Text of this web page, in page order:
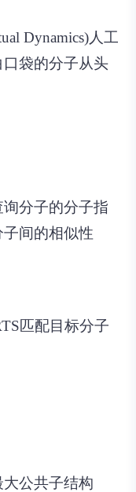
Dynamics)人工
袋的分子从头
分子的分子指
间的相似性
匹配目标分子
公共子结构